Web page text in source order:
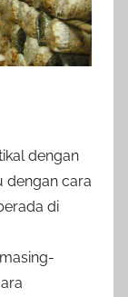
dengan
dengan cara
di